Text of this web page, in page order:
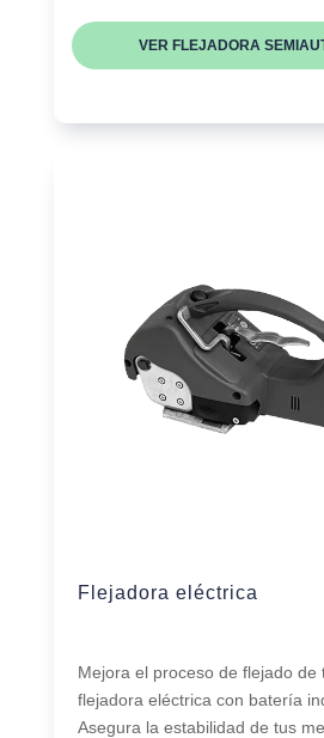
VER FLEJADORA
Flejadora eléctrica
Mejora el proceso de flejado de
flejadora eléctrica con batería
Asegura la estabilidad de tus